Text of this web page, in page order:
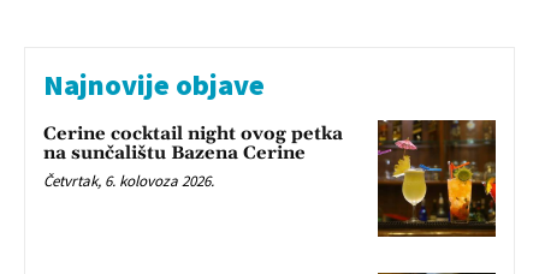
Najnovije objave
Cerine cocktail night ovog petka
na sunčalištu Bazena Cerine
Četvrtak, 6. kolovoza 2026.